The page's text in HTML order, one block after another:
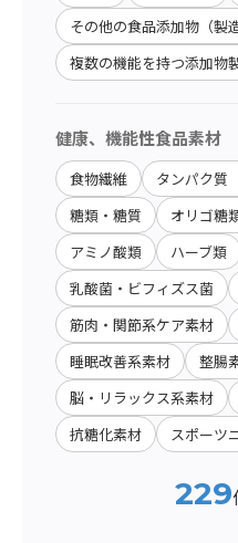
その他の食品添加物（製
複数の機能を持つ添加物
健康、機能性食品素材
食物繊維 タンパク質
糖類・糖質 オリゴ糖
アミノ酸類 ハーブ類
乳酸菌・ビフィズス菌
筋肉・関節系ケア素材
睡眠改善系素材 整腸
脳・リラックス系素材
抗糖化素材 スポーツ
229